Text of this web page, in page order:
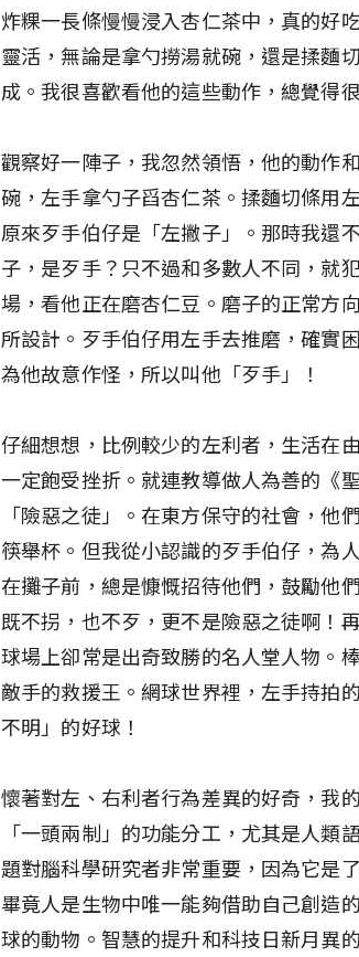
炸粿一長條慢慢浸入杏仁茶中，真的好
靈活，無論是拿勺撈湯就碗，還是揉麵
成。我很喜歡看他的這些動作，總覺得
觀察好一陣子，我忽然領悟，他的動作
碗，左手拿勺子舀杏仁茶。揉麵切條用
原來歹手伯仔是「左撇子」。那時我還
子，是歹手？只不過和多數人不同，就
場，看他正在磨杏仁豆。磨子的正常方
所設計。歹手伯仔用左手去推磨，確實
為他故意作怪，所以叫他「歹手」！
仔細想想，比例較少的左利者，生活在
一定飽受挫折。就連教導做人為善的《
「險惡之徒」。在東方保守的社會，他
筷舉杯。但我從小認識的歹手伯仔，為
在攤子前，總是慷慨招待他們，鼓勵他
既不拐，也不歹，更不是險惡之徒啊！
球場上卻常是出奇致勝的名人堂人物。
敵手的救援王。網球世界裡，左手持拍
不明」的好球！
懷著對左、右利者行為差異的好奇，我
「一頭兩制」的功能分工，尤其是人類
題對腦科學研究者非常重要，因為它是
畢竟人是生物中唯一能夠借助自己創造
球的動物。智慧的提升和科技日新月異